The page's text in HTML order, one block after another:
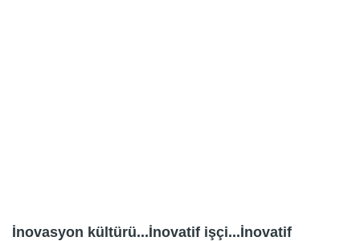
İnovasyon kültürü...İnovatif işçi...İnovatif